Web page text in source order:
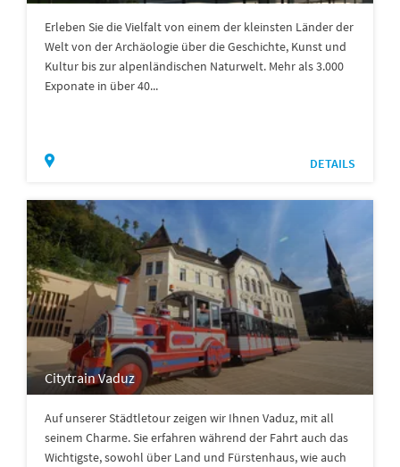
Erleben Sie die Vielfalt von einem der kleinsten Länder der
Welt von der Archäologie über die Geschichte, Kunst und
Kultur bis zur alpenländischen Naturwelt. Mehr als 3.000
Exponate in über 40...
DETAILS
Citytrain Vaduz
Auf unserer Städtletour zeigen wir Ihnen Vaduz, mit all
seinem Charme. Sie erfahren während der Fahrt auch das
Wichtigste, sowohl über Land und Fürstenhaus, wie auch